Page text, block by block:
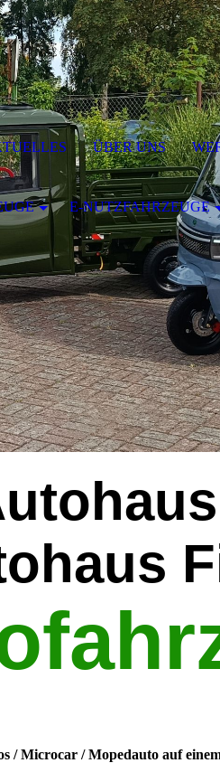
/ Microcar / Mopedauto auf
ÜBER UNS
E-NUTZFAHRZEUGE